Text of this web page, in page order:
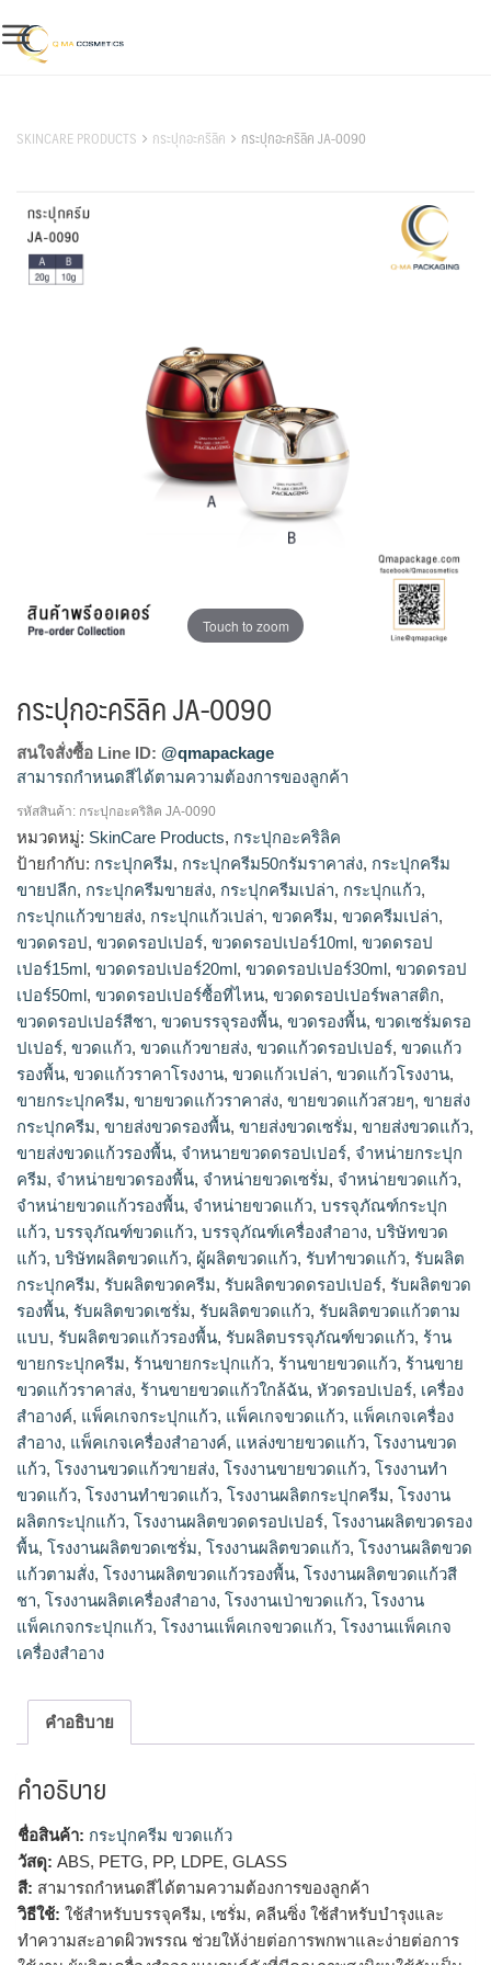
to
content
SKINCARE PRODUCTS กระปุกอะคริลิค กระปุกอะคริลิค JA-0090
Touch to zoom
กระปุกอะคริลิค JA-0090
สนใจสั่งซื้อ Line ID: @qmapackage
สามารถกำหนดสีได้ตามความต้องการของลูกค้า
กระปุกแก้วขายส่ง, ร้านขายกระปุกแก้ว, โรงงานผลิตกระปุกครีม,
รับผลิตกระปุกครีม, จำหน่ายกระปุกครีม, ขายส่งกระปุกครีม, รับ
ผลิตขวดครีม, กระปุกครีม50กรัมราคาส่ง, กระปุกครีมขายส่ง, ขาย
กระปุกครีม, ร้านขายกระปุกครีม, กระปุกครีมขายปลีก
รหัสสินค้า: กระปุกอะคริลิค JA-0090
หมวดหมู่: SkinCare Products, กระปุกอะคริลิค
ป้ายกำกับ: กระปุกครีม, กระปุกครีม50กรัมราคาส่ง, กระปุกครีม
ขายปลีก, กระปุกครีมขายส่ง, กระปุกครีมเปล่า, กระปุกแก้ว,
กระปุกแก้วขายส่ง, กระปุกแก้วเปล่า, ขวดครีม, ขวดครีมเปล่า,
ขวดดรอป, ขวดดรอปเปอร์, ขวดดรอปเปอร์10ml, ขวดดรอป
เปอร์15ml, ขวดดรอปเปอร์20ml, ขวดดรอปเปอร์30ml, ขวดดรอป
เปอร์50ml, ขวดดรอปเปอร์ซื้อที่ไหน, ขวดดรอปเปอร์พลาสติก,
ขวดดรอปเปอร์สีชา, ขวดบรรจุรองพื้น, ขวดรองพื้น, ขวดเซรั่มดรอ
ปเปอร์, ขวดแก้ว, ขวดแก้วขายส่ง, ขวดแก้วดรอปเปอร์, ขวดแก้ว
รองพื้น, ขวดแก้วราคาโรงงาน, ขวดแก้วเปล่า, ขวดแก้วโรงงาน,
ขายกระปุกครีม, ขายขวดแก้วราคาส่ง, ขายขวดแก้วสวยๆ, ขายส่ง
กระปุกครีม, ขายส่งขวดรองพื้น, ขายส่งขวดเซรั่ม, ขายส่งขวดแก้ว,
ขายส่งขวดแก้วรองพื้น, จำหนายขวดดรอปเปอร์, จำหน่ายกระปุก
ครีม, จำหน่ายขวดรองพื้น, จำหน่ายขวดเซรั่ม, จำหน่ายขวดแก้ว,
จำหน่ายขวดแก้วรองพื้น, จําหน่ายขวดแก้ว, บรรจุภัณฑ์กระปุก
แก้ว, บรรจุภัณฑ์ขวดแก้ว, บรรจุภัณฑ์เครื่องสำอาง, บริษัทขวด
แก้ว, บริษัทผลิตขวดแก้ว, ผู้ผลิตขวดแก้ว, รับทำขวดแก้ว, รับผลิต
กระปุกครีม, รับผลิตขวดครีม, รับผลิตขวดดรอปเปอร์, รับผลิตขวด
รองพื้น, รับผลิตขวดเซรั่ม, รับผลิตขวดแก้ว, รับผลิตขวดแก้วตาม
แบบ, รับผลิตขวดแก้วรองพื้น, รับผลิตบรรจุภัณฑ์ขวดแก้ว, ร้าน
ขายกระปุกครีม, ร้านขายกระปุกแก้ว, ร้านขายขวดแก้ว, ร้านขาย
ขวดแก้วราคาส่ง, ร้านขายขวดแก้วใกล้ฉัน, หัวดรอปเปอร์, เครื่อง
สำอางค์, แพ็คเกจกระปุกแก้ว, แพ็คเกจขวดแก้ว, แพ็คเกจเครื่อง
สำอาง, แพ็คเกจเครื่องสำอางค์, แหล่งขายขวดแก้ว, โรงงานขวด
แก้ว, โรงงานขวดแก้วขายส่ง, โรงงานขายขวดแก้ว, โรงงานทำ
ขวดแก้ว, โรงงานทําขวดแก้ว, โรงงานผลิตกระปุกครีม, โรงงาน
ผลิตกระปุกแก้ว, โรงงานผลิตขวดดรอปเปอร์, โรงงานผลิตขวดรอง
พื้น, โรงงานผลิตขวดเซรั่ม, โรงงานผลิตขวดแก้ว, โรงงานผลิตขวด
แก้วตามสั่ง, โรงงานผลิตขวดแก้วรองพื้น, โรงงานผลิตขวดแก้วสี
ชา, โรงงานผลิตเครื่องสำอาง, โรงงานเป่าขวดแก้ว, โรงงาน
แพ็คเกจกระปุกแก้ว, โรงงานแพ็คเกจขวดแก้ว, โรงงานแพ็คเกจ
เครื่องสำอาง
คำอธิบาย
คำอธิบาย
ชื่อสินค้า: กระปุกครีม ขวดแก้ว
วัสดุ: ABS, PETG, PP, LDPE, GLASS
สี: สามารถกำหนดสีได้ตามความต้องการของลูกค้า
วิธีใช้: ใช้สำหรับบรรจุครีม, เซรั่ม, คลีนซิ่ง ใช้สำหรับบำรุงและ
ทำความสะอาดผิวพรรณ ช่วยให้ง่ายต่อการพกพาและง่ายต่อการ